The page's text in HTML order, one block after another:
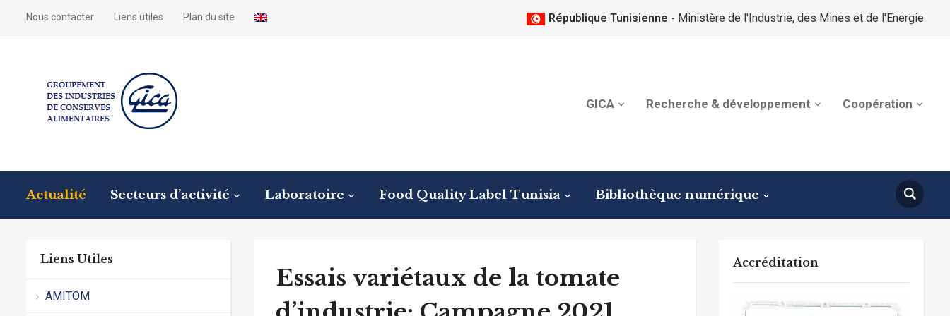
Nous contacter Liens utiles Plan du site République Tunisienne - Ministère de l'Industrie, des Mines et de l'Energie
GICA Recherche & développement Coopération
Actualité Secteurs d’activité Laboratoire Food Quality Label Tunisia Bibliothèque numérique
Liens Utiles
AMITOM
Essais variétaux de la tomate
Accréditation